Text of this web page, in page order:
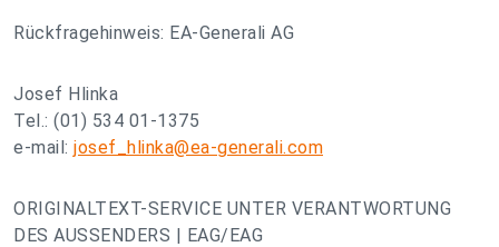
Rückfragehinweis: EA-Generali AG
Josef Hlinka
Tel.: (01) 534 01-1375
e-mail: josef_hlinka@ea-generali.com
ORIGINALTEXT-SERVICE UNTER VERANTWORTUNG
DES AUSSENDERS | EAG/EAG